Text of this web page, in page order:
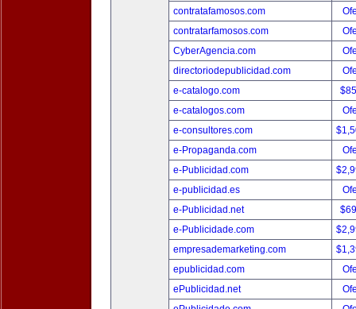
contratafamosos.com
contratarfamosos.com
CyberAgencia.com
directoriodepublicidad.com
e-catalogo.com
e-catalogos.com
e-consultores.com
e-Propaganda.com
e-Publicidad.com
e-publicidad.es
e-Publicidad.net
e-Publicidade.com
empresademarketing.com
epublicidad.com
ePublicidad.net